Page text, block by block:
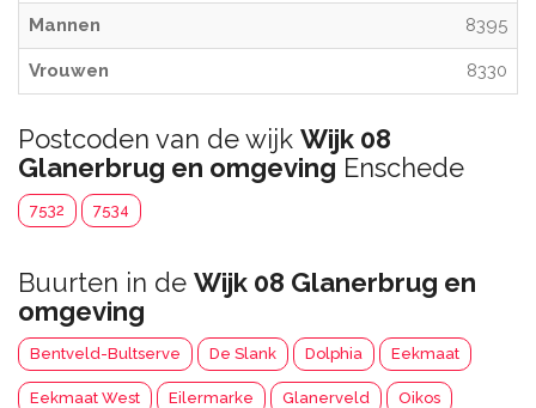
Mannen 8395
Vrouwen 8330
Postcoden van de wijk Wijk 08
Glanerbrug en omgeving Enschede
7532 7534
Buurten in de Wijk 08 Glanerbrug en
omgeving
Bentveld-Bultserve De Slank Dolphia Eekmaat
Eekmaat West Eilermarke Glanerveld Oikos